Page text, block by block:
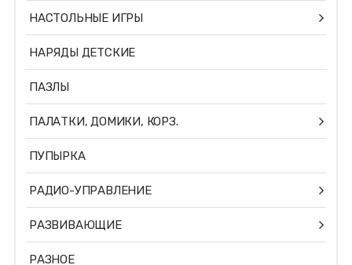
НАСТОЛЬНЫЕ ИГРЫ
НАРЯДЫ ДЕТСКИЕ
ПАЗЛЫ
ПАЛАТКИ, ДОМИКИ, КОРЗ.
ПУПЫРКА
РАДИО-УПРАВЛЕНИЕ
РАЗВИВАЮЩИЕ
РАЗНОЕ